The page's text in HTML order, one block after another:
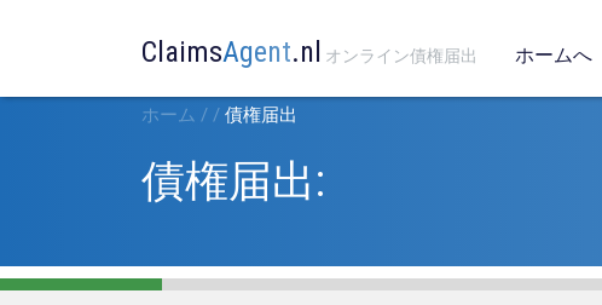
ClaimsAgent.nl オンライン債権届出 ホームへ
ホーム / / 債権届出
債権届出: